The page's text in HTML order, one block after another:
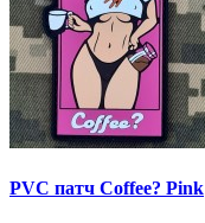
PVC патч Coffee? Pink